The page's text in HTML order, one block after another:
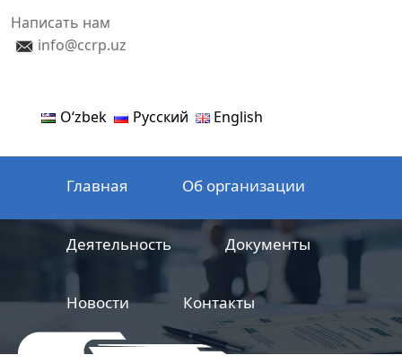
Написать нам
info@ccrp.uz
Oʻzbek Русский English
Главная Об организации
Деятельность Документы
Новости Контакты